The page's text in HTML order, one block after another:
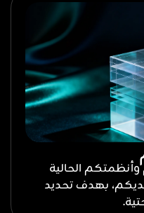
الحالية
بهدف تحديد